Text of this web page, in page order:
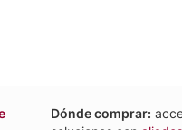
Dónde comprar: